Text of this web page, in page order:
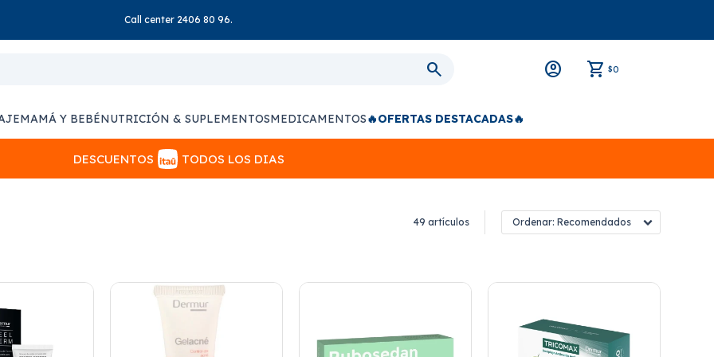
Call center 2406 80 96.
$0
MAMÁ Y BEBÉNUTRICIÓN & SUPLEMENTOSMEDICAMENTOS🔥OFERTAS DESTACADAS🔥
DESCUENTOS TODOS LOS DIAS
49 artículos Recomendados